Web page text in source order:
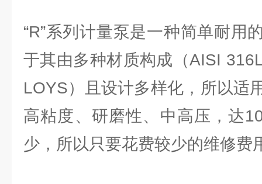
“R”系列计量泵是一种简单耐用
于其由多种材质构成（AISI
LOYS）且设计多样化，所以适
高粘度、研磨性、中高压，达
少，所以只要花费较少的维修费